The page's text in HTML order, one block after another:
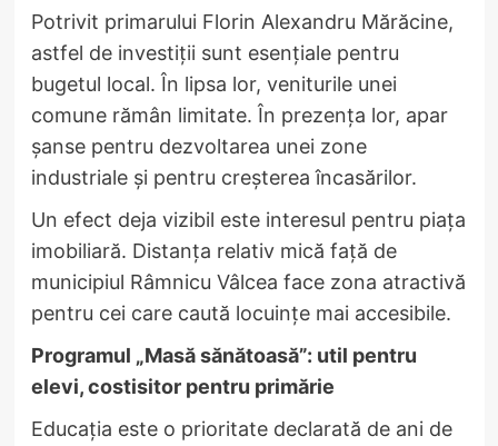
Potrivit primarului Florin Alexandru Mărăcine,
astfel de investiții sunt esențiale pentru
bugetul local. În lipsa lor, veniturile unei
comune rămân limitate. În prezența lor, apar
șanse pentru dezvoltarea unei zone
industriale și pentru creșterea încasărilor.
Un efect deja vizibil este interesul pentru piața
imobiliară. Distanța relativ mică față de
municipiul Râmnicu Vâlcea face zona atractivă
pentru cei care caută locuințe mai accesibile.
Programul „Masă sănătoasă”: util pentru
elevi, costisitor pentru primărie
Educația este o prioritate declarată de ani de